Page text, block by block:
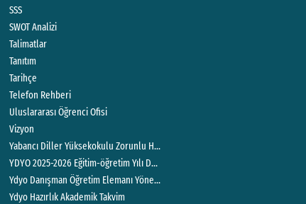
of English Translation And Interpreting
SSS
SWOT Analizi
Talimatlar
Tanıtım
Tarihçe
Telefon Rehberi
Uluslararası Öğrenci Ofisi
Vizyon
Yabancı Diller Yüksekokulu Zorunlu Hazırlık Sınıfı Eğitim-öğretim ve Sınav
YDYO 2025-2026 Eğitim-öğretim Yılı Değerlendirme Toplantısı
Ydyo Danışman Öğretim Elemanı Yönergesi
Ydyo Hazırlık Akademik Takvim